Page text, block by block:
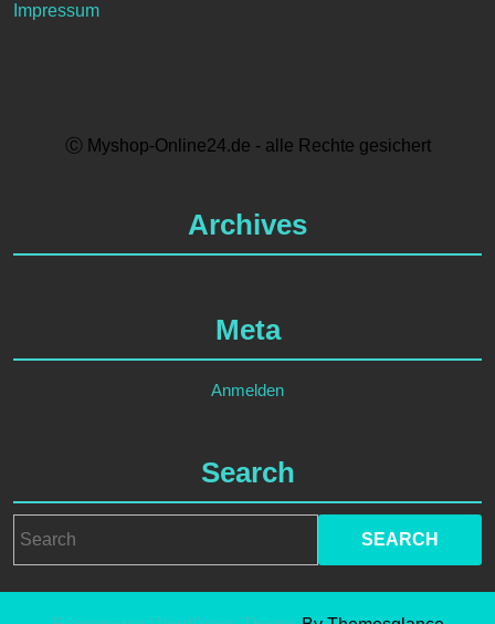
Impressum
Ⓒ Myshop-Online24.de - alle Rechte gesichert
Archives
Meta
Anmelden
Search